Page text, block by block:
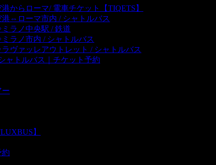
からローマ/ 電車チケット【TIQETS】
港⇔ローマ市内 / シャトルバス
ラノ中央駅 / 鉄道
ラノ市内 / シャトルバス
ヴァッレアウトレット / シャトルバス
ャトルバス｜チケット予約
ー
】
約